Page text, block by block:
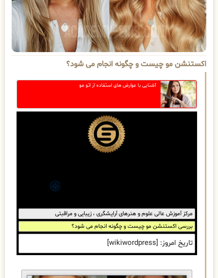
اکستنشن مو چیست و چگونه انجام می شود؟
آشنایی با عوارض های استفاده از اتو مو
مرکز آموزش عالی علوم و هنرهای آرایشگری ، زیبایی و مراقبتی
بررسی اکستنشن مو چیست و چگونه انجام می شود؟
تاریخ امروز: [wikiwordpress]